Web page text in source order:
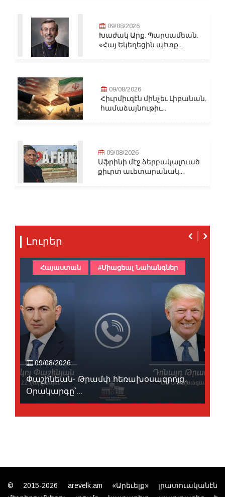
09/08/2026
Խաժակ Արք. Պարսամեան.
«Հայ Եկեղեցին պէտք...
09/08/2026
Հիւրմիւզէն մինչեւ Լիբանան.
համաձայնութիւ...
09/08/2026
Աֆրինի մէջ ձերբակալուած
քիւրտ աւետարանակ...
Լուրեր
09/08/2026
Փաշինեան- Թրամփ հեռախօսազրոյց.
Օրակարգը՝...
Հայաստան #Միացեալ Նահանգներ
© 2015-2026 arevelk.am «Արեւելք» լրատուականէն